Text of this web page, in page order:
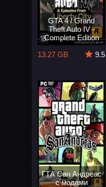
GTA 4 / Grand
Theft Auto IV -
Complete Edition
13.27 GB
9.5
ГТА Сан Андреас
с модами